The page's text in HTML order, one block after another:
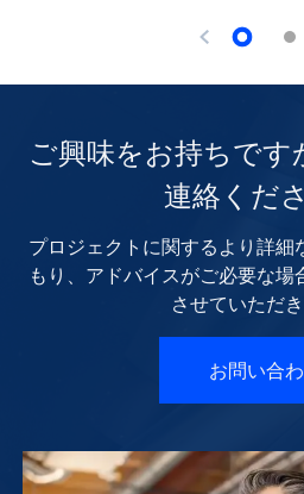
ご興味をお持ちです
連絡くだ
プロジェクトに関するより詳細
もり、アドバイスがご必要な
させていただき
お問い合